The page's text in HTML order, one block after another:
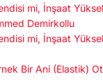
mi, İnşaat
Demirkollu
mi, İnşaat
Bir Ani (Elastik)